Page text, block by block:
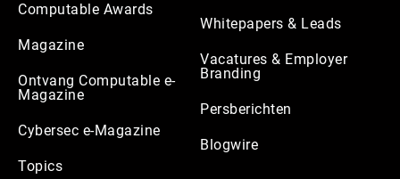
Computable Awards
Magazine
Ontvang Computable e-
Magazine
Cybersec e-Magazine
Topics
Whitepapers & Leads
Vacatures & Employer
Branding
Persberichten
Blogwire